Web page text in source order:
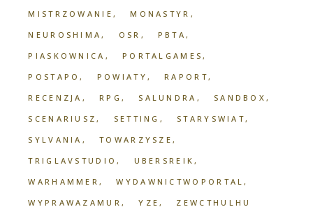
MISTRZOWANIE
MONASTYR
NEUROSHIMA
OSR
PBTA
PIASKOWNICA
PORTALGAMES
POSTAPO
POWIATY
RAPORT
RECENZJA
RPG SALUNDRA
SANDBOX
SCENARIUSZ
SETTING
STARYSWIAT
SYLVANIA
TOWARZYSZE
TRIGLAVSTUDIO
UBERSREIK
WARHAMMER
WYDAWNICTWOPORTAL
WYPRAWAZAMUR
YZE ZEWCTHULHU